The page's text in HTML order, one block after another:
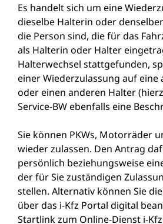
Es handelt sich um eine
dieselbe Halterin oder
die Person sind, die für das
als Halterin oder Halter
Halterwechsel stattgefunden,
einer Wiederzulassung auf eine
oder einen anderen Halter
Service-BW ebenfalls eine
Sie können PKWs, Motorräder
wieder zulassen. Den Antrag
persönlich beziehungsweise e
der für Sie zuständigen
stellen. Alternativ können Sie
über das i-Kfz Portal digital
Startlink zum Online-Dienst i-